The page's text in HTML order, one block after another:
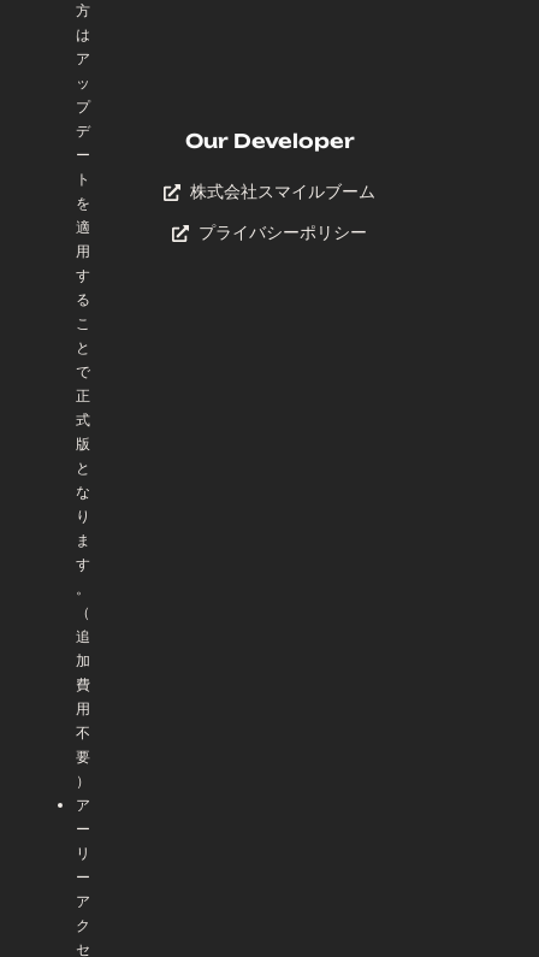
方
は
ア
ッ
プ
デ
ー
ト
を
適
用
す
る
こ
と
で
正
式
版
と
な
り
ま
す
。
（
追
加
費
用
不
要
）
ア
ー
リ
ー
ア
ク
セ
Our Developer
株式会社スマイルブーム
プライバシーポリシー